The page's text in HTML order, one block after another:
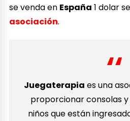
se venda en España 1 dolar
asociación.
Juegaterapia es una
proporcionar consolas y
niños que están